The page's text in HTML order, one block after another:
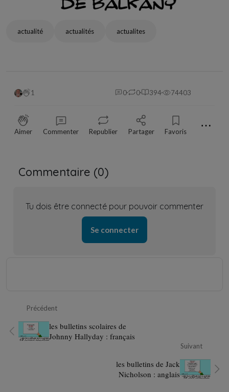
actualité actualités actualites
1 0 0 394 74403
Aimer Commenter Republier Partager Favoris ⋯
Commentaire (0)
Tu dois être connecté pour pouvoir commenter
Se connecter
Précédent
les bulletins scolaires de
Johnny Hallyday : français
Suivant
les bulletins de Jack
Nicholson : anglais